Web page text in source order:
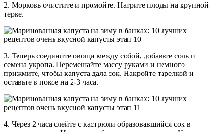
2. Морковь очистите и промойте. Натрите плоды на крупной
терке.
3. Теперь соедините овощи между собой, добавьте соль и
семена укропа. Перемешайте массу руками и немного
прижмите, чтобы капуста дала сок. Накройте тарелкой и
оставьте в покое на 2-3 часа.
4. Через 2 часа слейте с кастрюли образовавшийся сок в